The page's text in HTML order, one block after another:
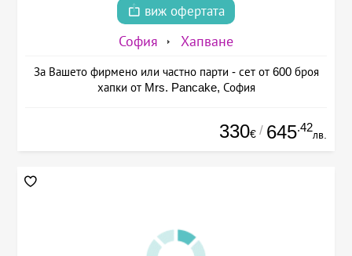
виж офертата
София Хапване
За Вашето фирмено или частно парти - сет от 600 броя
хапки от Mrs. Pancake, София
330€ / 645.42
лв.